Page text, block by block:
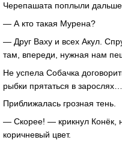
Черепашата поплыли
— А кто такая Мурена?
— Друг Ваху и всех Акул.
там, впереди, нужная нам
Не успела Собачка
рыбки прятаться в зарослях…
Приближалась грозная тень.
— Скорее! — крикнул Конёк,
коричневый цвет.